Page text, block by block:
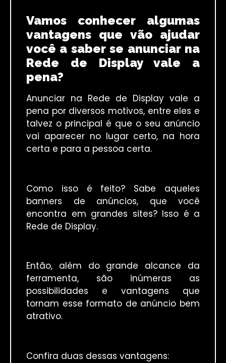
Vamos conhecer algumas
vantagens que vão ajudar
você a saber se anunciar na
Rede de Display vale a
pena?
Anunciar na Rede de Display vale a
pena por diversos motivos, entre eles e
talvez o principal é que o seu anúncio
vai aparecer no lugar certo, na hora
certa e para a pessoa certa.
Como isso é feito? Sabe aqueles
banners de anúncios, que você
encontra em grandes sites? Isso é a
Rede de Display.
Então, além do grande alcance da
ferramenta, são inúmeras as
possibilidades e vantagens que
tornam esse formato de anúncio bem
atrativo.
Confira duas dessas vantagens: